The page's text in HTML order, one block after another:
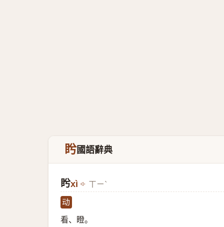
盻國語辭典
盻xì ㄒㄧˋ
动
看、瞪。